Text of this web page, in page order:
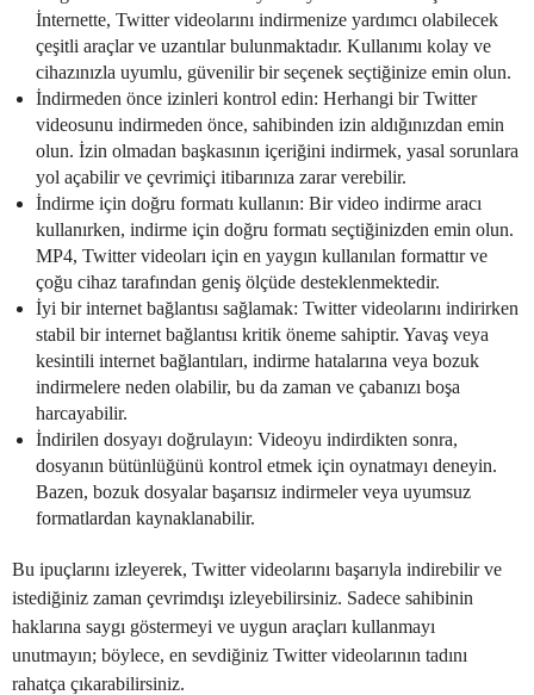
İnternette, Twitter videolarını indirmenize yardımcı olabilecek
çeşitli araçlar ve uzantılar bulunmaktadır. Kullanımı kolay ve
cihazınızla uyumlu, güvenilir bir seçenek seçtiğinize emin olun.
İndirmeden önce izinleri kontrol edin: Herhangi bir Twitter
videosunu indirmeden önce, sahibinden izin aldığınızdan emin
olun. İzin olmadan başkasının içeriğini indirmek, yasal sorunlara
yol açabilir ve çevrimiçi itibarınıza zarar verebilir.
İndirme için doğru formatı kullanın: Bir video indirme aracı
kullanırken, indirme için doğru formatı seçtiğinizden emin olun.
MP4, Twitter videoları için en yaygın kullanılan formattır ve
çoğu cihaz tarafından geniş ölçüde desteklenmektedir.
İyi bir internet bağlantısı sağlamak: Twitter videolarını indirirken
stabil bir internet bağlantısı kritik öneme sahiptir. Yavaş veya
kesintili internet bağlantıları, indirme hatalarına veya bozuk
indirmelere neden olabilir, bu da zaman ve çabanızı boşa
harcayabilir.
İndirilen dosyayı doğrulayın: Videoyu indirdikten sonra,
dosyanın bütünlüğünü kontrol etmek için oynatmayı deneyin.
Bazen, bozuk dosyalar başarısız indirmeler veya uyumsuz
formatlardan kaynaklanabilir.
Bu ipuçlarını izleyerek, Twitter videolarını başarıyla indirebilir ve
istediğiniz zaman çevrimdışı izleyebilirsiniz. Sadece sahibinin
haklarına saygı göstermeyi ve uygun araçları kullanmayı
unutmayın; böylece, en sevdiğiniz Twitter videolarının tadını
rahatça çıkarabilirsiniz.